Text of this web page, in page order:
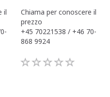
il
Chiama per conoscere il
prezzo
+45 70221538 / +46 70-
868 9924